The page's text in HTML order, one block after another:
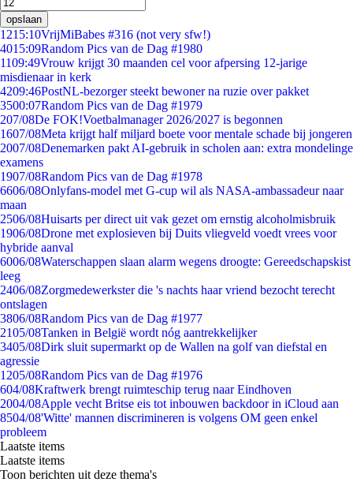
opslaan
1215:10VrijMiBabes #316 (not very sfw!)
4015:09Random Pics van de Dag #1980
1109:49Vrouw krijgt 30 maanden cel voor afpersing 12-jarige
misdienaar in kerk
4209:46PostNL-bezorger steekt bewoner na ruzie over pakket
3500:07Random Pics van de Dag #1979
207/08De FOK!Voetbalmanager 2026/2027 is begonnen
1607/08Meta krijgt half miljard boete voor mentale schade bij jongeren
2007/08Denemarken pakt AI-gebruik in scholen aan: extra mondelinge
examens
1907/08Random Pics van de Dag #1978
6606/08Onlyfans-model met G-cup wil als NASA-ambassadeur naar
maan
2506/08Huisarts per direct uit vak gezet om ernstig alcoholmisbruik
1906/08Drone met explosieven bij Duits vliegveld voedt vrees voor
hybride aanval
6006/08Waterschappen slaan alarm wegens droogte: Gereedschapskist
leeg
2406/08Zorgmedewerkster die 's nachts haar vriend bezocht terecht
ontslagen
3806/08Random Pics van de Dag #1977
2105/08Tanken in België wordt nóg aantrekkelijker
3405/08Dirk sluit supermarkt op de Wallen na golf van diefstal en
agressie
1205/08Random Pics van de Dag #1976
604/08Kraftwerk brengt ruimteschip terug naar Eindhoven
2004/08Apple vecht Britse eis tot inbouwen backdoor in iCloud aan
8504/08'Witte' mannen discrimineren is volgens OM geen enkel
probleem
Laatste items
Laatste items
Toon berichten uit deze thema's